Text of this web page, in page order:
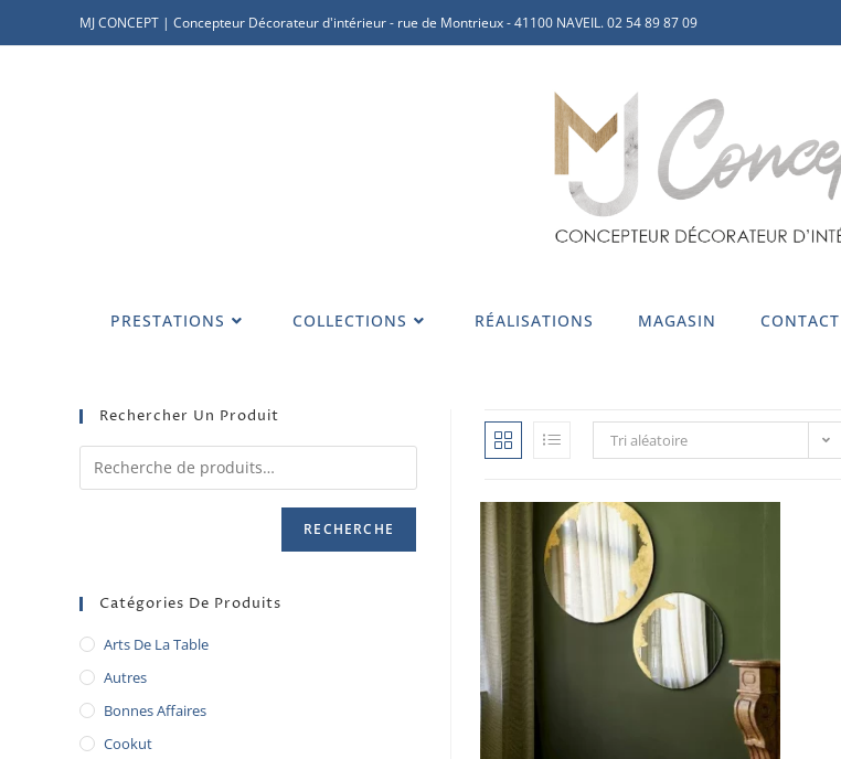
MJ CONCEPT | Concepteur Décorateur d'intérieur - rue de Montrieux - 41100 NAVEIL. 02 54 89 87 09
PRESTATIONS COLLECTIONS RÉALISATIONS MAGASIN CONTACT
Tri aléatoire
Rechercher Un Produit
RECHERCHE
Catégories De Produits
Arts De La Table
Autres
Bonnes Affaires
Cookut